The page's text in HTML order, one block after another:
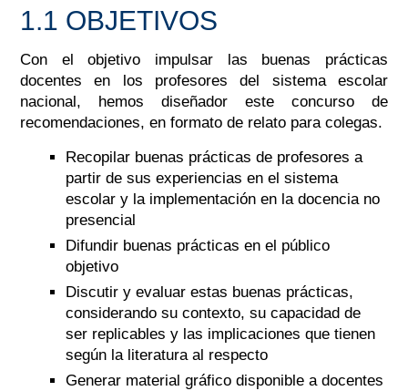
1.1 OBJETIVOS
Con el objetivo impulsar las buenas prácticas
docentes en los profesores del sistema escolar
nacional, hemos diseñador este concurso de
recomendaciones, en formato de relato para colegas.
Recopilar buenas prácticas de profesores a
partir de sus experiencias en el sistema
escolar y la implementación en la docencia no
presencial
Difundir buenas prácticas en el público
objetivo
Discutir y evaluar estas buenas prácticas,
considerando su contexto, su capacidad de
ser replicables y las implicaciones que tienen
según la literatura al respecto
Generar material gráfico disponible a docentes